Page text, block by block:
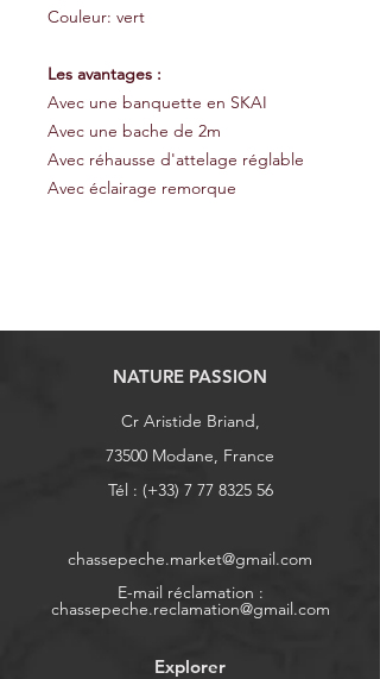
Couleur: vert
Les avantages :
Avec une banquette en SKAI
Avec une bache de 2m
Avec réhausse d'attelage réglable
Avec éclairage remorque
NATURE PASSION
Cr Aristide Briand,
73500 Modane, France
Tél : (+33) 7 77 8325 56
chassepeche.market@gmail.com
E-mail réclamation :
chassepeche.reclamation@gmail.com
Explorer